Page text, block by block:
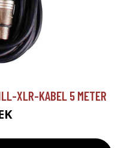
XLR-KABEL 5 METER